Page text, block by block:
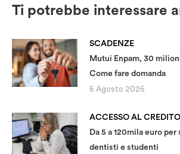
Ti potrebbe interessare
SCADENZE
Mutui Enpam, 30
Come fare domanda
6 Agosto 2026
ACCESSO AL CREDITO
Da 5 a 120mila euro
dentisti e studenti